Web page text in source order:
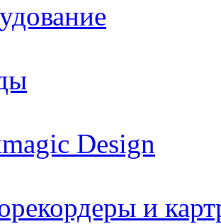
Design
и